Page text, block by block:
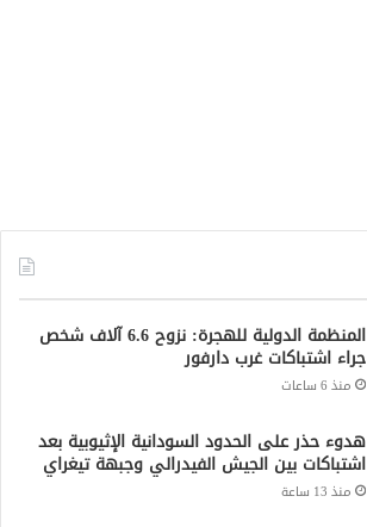
المنظمة الدولية للهجرة: نزوح 6.6 آلاف شخص
جراء اشتباكات غرب دارفور
منذ 6 ساعات
هدوء حذر على الحدود السودانية الإثيوبية بعد
اشتباكات بين الجيش الفيدرالي وجبهة تيغراي
منذ 13 ساعة